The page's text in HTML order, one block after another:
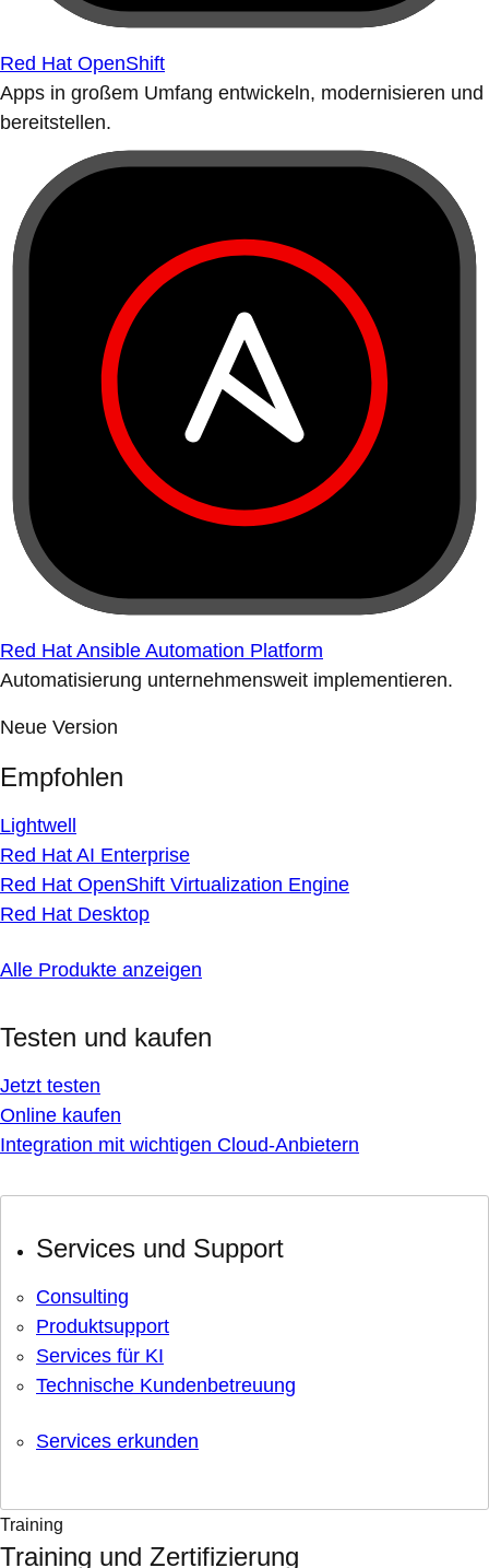
Red Hat OpenShift
Apps in großem Umfang entwickeln, modernisieren und
bereitstellen.
Red Hat Ansible Automation Platform
Automatisierung unternehmensweit implementieren.
Neue Version
Empfohlen
Lightwell
Red Hat AI Enterprise
Red Hat OpenShift Virtualization Engine
Red Hat Desktop
Alle Produkte anzeigen
Testen und kaufen
Jetzt testen
Online kaufen
Integration mit wichtigen Cloud-Anbietern
Services und Support
Consulting
Produktsupport
Services für KI
Technische Kundenbetreuung
Services erkunden
Training
Training und Zertifizierung